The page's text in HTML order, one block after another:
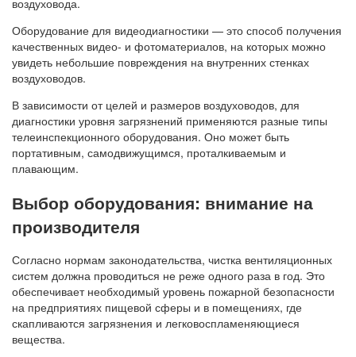
воздуховода.
Оборудование для видеодиагностики — это способ получения
качественных видео- и фотоматериалов, на которых можно
увидеть небольшие повреждения на внутренних стенках
воздуховодов.
В зависимости от целей и размеров воздуховодов, для
диагностики уровня загрязнений применяются разные типы
телеинспекционного оборудования. Оно может быть
портативным, самодвижущимся, проталкиваемым и
плавающим.
Выбор оборудования: внимание на
производителя
Согласно нормам законодательства, чистка вентиляционных
систем должна проводиться не реже одного раза в год. Это
обеспечивает необходимый уровень пожарной безопасности
на предприятиях пищевой сферы и в помещениях, где
скапливаются загрязнения и легковоспламеняющиеся
вещества.